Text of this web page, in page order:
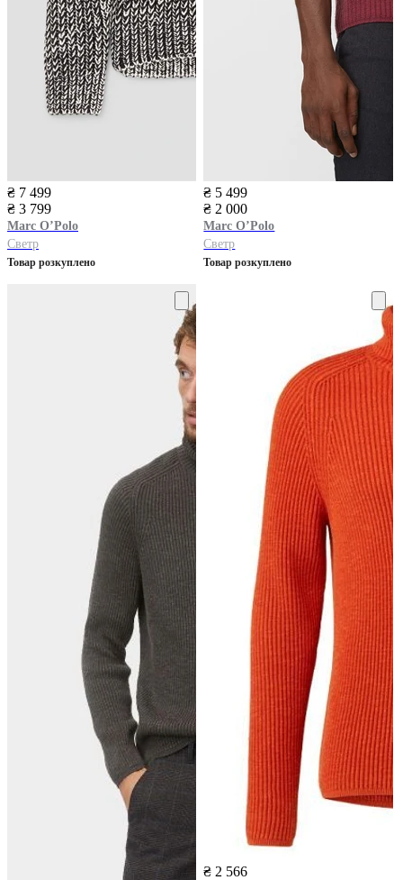
₴ 7 499
₴ 3 799
Marc O’Polo
Светр
Товар розкуплено
₴ 5 499
₴ 2 000
Marc O’Polo
Светр
Товар розкуплено
₴ 2 566